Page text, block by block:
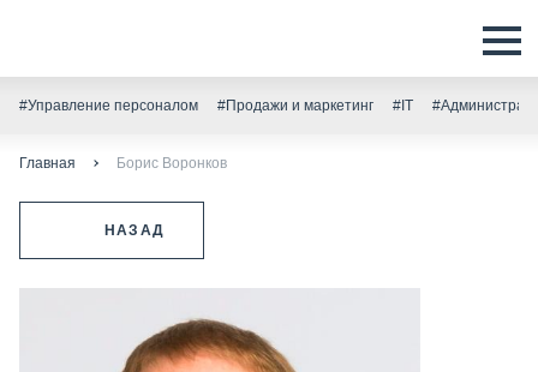
#Управление персоналом #Продажи и маркетинг #IT
Главная Борис Воронков
НАЗАД